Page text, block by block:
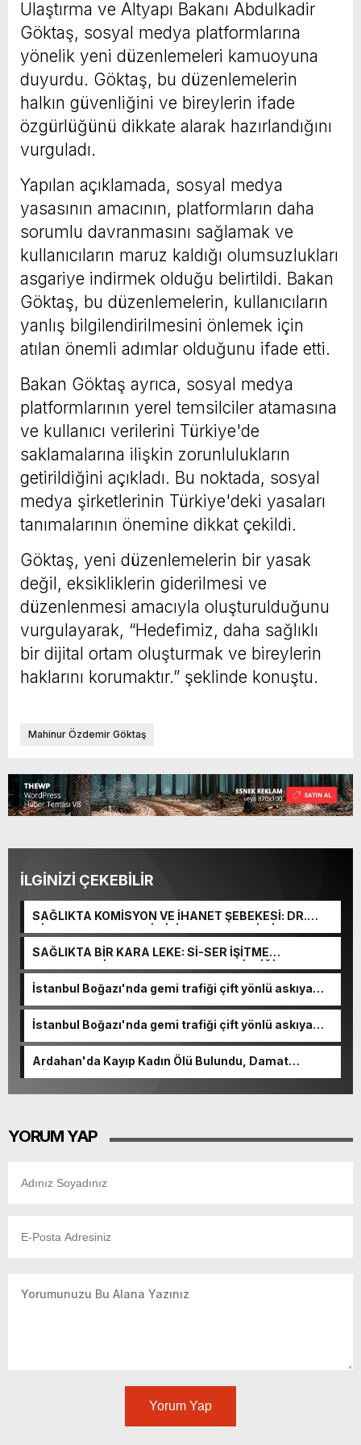
Ulaştırma ve Altyapı Bakanı Abdulkadir
Göktaş, sosyal medya platformlarına
yönelik yeni düzenlemeleri kamuoyuna
duyurdu. Göktaş, bu düzenlemelerin
halkın güvenliğini ve bireylerin ifade
özgürlüğünü dikkate alarak hazırlandığını
vurguladı.
Yapılan açıklamada, sosyal medya
yasasının amacının, platformların daha
sorumlu davranmasını sağlamak ve
kullanıcıların maruz kaldığı olumsuzlukları
asgariye indirmek olduğu belirtildi. Bakan
Göktaş, bu düzenlemelerin, kullanıcıların
yanlış bilgilendirilmesini önlemek için
atılan önemli adımlar olduğunu ifade etti.
Bakan Göktaş ayrıca, sosyal medya
platformlarının yerel temsilciler atamasına
ve kullanıcı verilerini Türkiye'de
saklamalarına ilişkin zorunlulukların
getirildiğini açıkladı. Bu noktada, sosyal
medya şirketlerinin Türkiye'deki yasaları
tanımalarının önemine dikkat çekildi.
Göktaş, yeni düzenlemelerin bir yasak
değil, eksikliklerin giderilmesi ve
düzenlenmesi amacıyla oluşturulduğunu
vurgulayarak, “Hedefimiz, daha sağlıklı
bir dijital ortam oluşturmak ve bireylerin
haklarını korumaktır.” şeklinde konuştu.
Mahinur Özdemir Göktaş
İLGİNİZİ ÇEKEBİLİR
SAĞLIKTA KOMİSYON VE İHANET ŞEBEKESİ: DR.
NİHAT URUÇ VE SEMİH İŞİTME MERKEZİ’NİN SGK
VURGUNU!
SAĞLIKTA BİR KARA LEKE: Sİ-SER İŞİTME
MERKEZLERİ VE MODERN UMUT TACİRLİĞİ
İstanbul Boğazı'nda gemi trafiği çift yönlü askıya
İstanbul Boğazı'nda gemi trafiği çift yönlü askıya
Ardahan'da Kayıp Kadın Ölü Bulundu, Damat
Gözaltında
YORUM YAP
Yorum Yap